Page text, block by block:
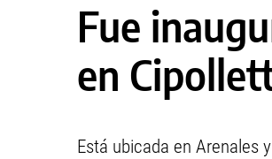
Fue
en
Está ubicada en Arenales